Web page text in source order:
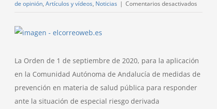
de opinión, Artículos y vídeos, Noticias | Comentarios desactivados
a
sus
Ver
más
grande
La Orden de 1 de septiembre de 2020, para la aplicación
en la Comunidad Autónoma de Andalucía de medidas de
prevención en materia de salud pública para responder
ante la situación de especial riesgo derivada